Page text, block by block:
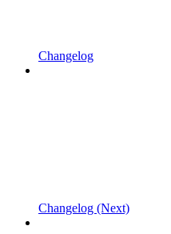
Changelog
Changelog (Next)